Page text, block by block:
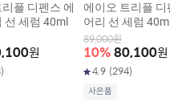
플 디펜스 에
선 세럼 40ml
원
)
에이오 트리플 디
어리 선 세럼
89,000원
10% 80,100원
4.9 (294)
사은품